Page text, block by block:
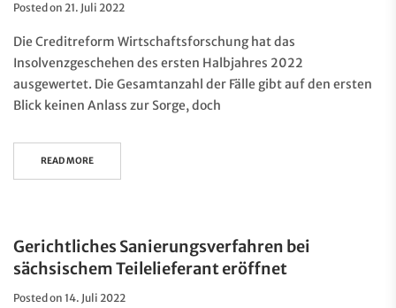
Posted on 21. Juli 2022
Die Creditreform Wirtschaftsforschung hat das
Insolvenzgeschehen des ersten Halbjahres 2022
ausgewertet. Die Gesamtanzahl der Fälle gibt auf den ersten
Blick keinen Anlass zur Sorge, doch
READ MORE
Gerichtliches Sanierungsverfahren bei
sächsischem Teilelieferant eröffnet
Posted on 14. Juli 2022